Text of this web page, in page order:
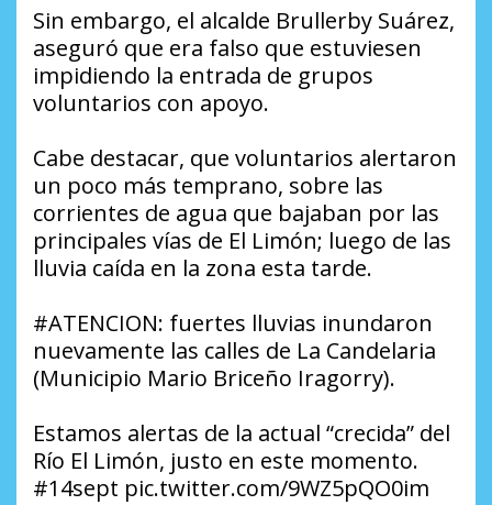
Sin embargo, el alcalde Brullerby Suárez,
aseguró que era falso que estuviesen
impidiendo la entrada de grupos
voluntarios con apoyo.
Cabe destacar, que voluntarios alertaron
un poco más temprano, sobre las
corrientes de agua que bajaban por las
principales vías de El Limón; luego de las
lluvia caída en la zona esta tarde.
#ATENCION: fuertes lluvias inundaron
nuevamente las calles de La Candelaria
(Municipio Mario Briceño Iragorry).
Estamos alertas de la actual “crecida” del
Río El Limón, justo en este momento.
#14sept pic.twitter.com/9WZ5pQO0im